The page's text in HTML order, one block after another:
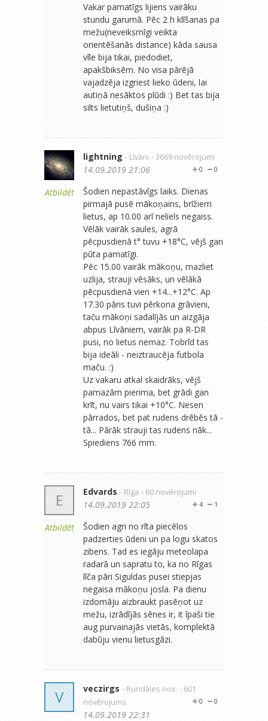
Vakar pamatīgs lijiens vairāku
stundu garumā. Pēc 2 h klīšanas pa
mežu(neveiksmīgi veikta
orientēšanās distance) kāda sausa
vīle bija tikai, piedodiet,
apakšbiksēm. No visa pārējā
vajadzēja izgriest lieko ūdeni, lai
autiņā nesāktos plūdi :) Bet tas bija
silts lietutiņš, dušiņa :)
Atbildēt
lightning - Līvāni - 3669 novērojumi
0
0
14.09.2019 21:06
Šodien nepastāvīgs laiks. Dienas
pirmajā pusē mākoņains, brīžiem
lietus, ap 10.00 arī neliels negaiss.
Vēlāk vairāk saules, agrā
pēcpusdienā t° tuvu +18°C, vējš gan
pūta pamatīgi.
Pēc 15.00 vairāk mākoņu, mazliet
uzlija, strauji vēsāks, un vēlākā
pēcpusdienā vien +14...+12°C. Ap
17.30 pāris tuvi pērkona grāvieni,
taču mākoņi sadalījās un aizgāja
abpus Līvāniem, vairāk pa R-DR
pusi, no lietus nemaz. Tobrīd tas
bija ideāli - neiztraucēja futbola
maču. :)
Uz vakaru atkal skaidrāks, vējš
pamazām pierima, bet grādi gan
krīt, nu vairs tikai +10°C. Nesen
pārrados, bet pat rudens drēbēs tā -
tā... Pārāk strauji tas rudens nāk...
Spiediens 766 mm.
E
Atbildēt
Edvards - Rīga - 60 novērojumi
1
4
14.09.2019 22:05
Šodien agri no rīta piecēlos
padzerties ūdeni un pa logu skatos
zibens. Tad es iegāju meteolapa
radarā un sapratu to, ka no Rīgas
līča pāri Siguldas pusei stiepjas
negaisa mākoņu josla. Pa dienu
izdomāju aizbraukt pasēņot uz
mežu, izrādījās sēnes ir, it īpaši tie
aug purvainajās vietās, komplektā
dabūju vienu lietusgāzi.
V veczirgs - Rundāles nov. - 601
novērojums
0
0
14.09.2019 22:31